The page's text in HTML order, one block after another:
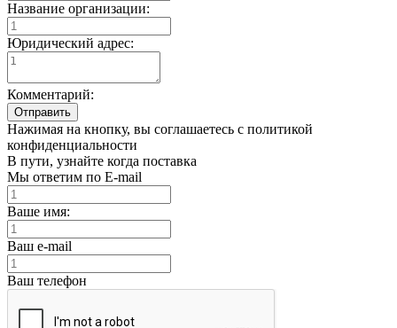
Название организации:
Юридический адрес:
Комментарий:
Отправить
Нажимая на кнопку, вы соглашаетесь с политикой
конфиденциальности
В пути, узнайте когда поставка
Мы ответим по E-mail
Ваше имя:
Ваш e-mail
Ваш телефон